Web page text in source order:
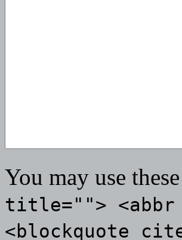
You may use these
title=""> <abbr
<blockquote